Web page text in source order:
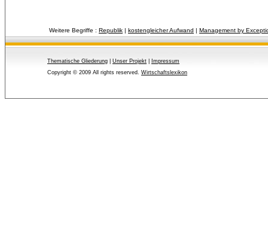
Weitere Begriffe : Republik | kostengleicher Aufwand | Management by
Thematische Gliederung Unser Projekt
Impressum
Copyright © 2009 All rights reserved. Wirtschaftslexikon